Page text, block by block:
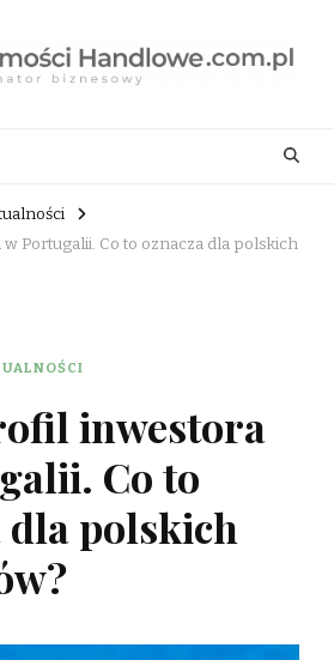
Portugalii. Co to oznacza dla polskich
inwestora
Co to
dla polskich